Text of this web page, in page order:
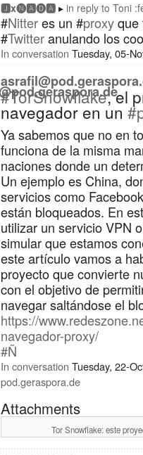
🅹x🅝🅰🅓🅰 in reply to Toni
#Nitteres un #proxyque
#Twitteranulando los
In conversation Tuesday, 05-
#TorSnowflake, el
navegador en un
Ya sabemos que no en
funciona de la misma
naciones donde un
Un ejemplo es China,
servicios como
están bloqueados. En
utilizar un servicio VPN
simular que estamos
este artículo vamos a
proyecto que convierte
con el objetivo de
navegar saltándose el
https://
navegador-proxy/
#Ñ
In conversation Tuesday, 22-
pod.geraspora.de
Attachments
Tor Snowflake: este